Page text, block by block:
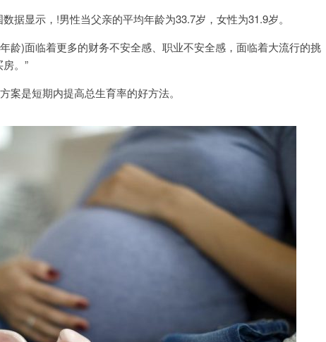
据显示，!男性当父亲的平均年龄为33.7岁，女性为31.9岁。
龄)面临着更多的财务不安全感、职业不安全感，面临着大流行的挑
。”
案是短期内提高总生育率的好方法。